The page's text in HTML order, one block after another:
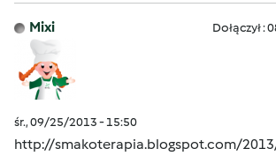
Mixi Dołączył :
śr., 09/25/2013 - 15:50
http://smakoterapia.blogspot.com/